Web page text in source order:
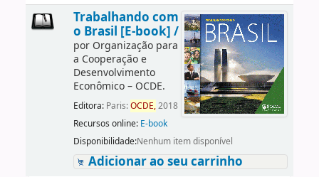
Trabalhando com
o Brasil [E-book] /
por Organização para
a Cooperação e
Desenvolvimento
Econômico – OCDE.
Editora: Paris:OCDE,2018
Recursos online: E-book
Disponibilidade:Nenhum item disponível
Adicionar ao seu carrinho